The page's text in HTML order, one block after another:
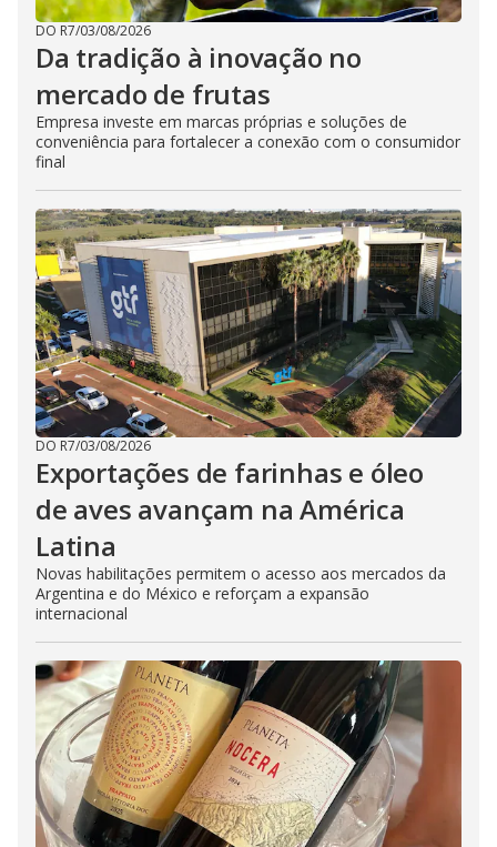
DO R7/03/08/2026
Da tradição à inovação no
mercado de frutas
Empresa investe em marcas próprias e soluções de
conveniência para fortalecer a conexão com o consumidor
final
DO R7/03/08/2026
Exportações de farinhas e óleo
de aves avançam na América
Latina
Novas habilitações permitem o acesso aos mercados da
Argentina e do México e reforçam a expansão
internacional